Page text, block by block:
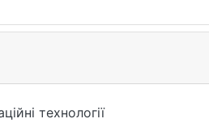
безпека, авторизація,
технології